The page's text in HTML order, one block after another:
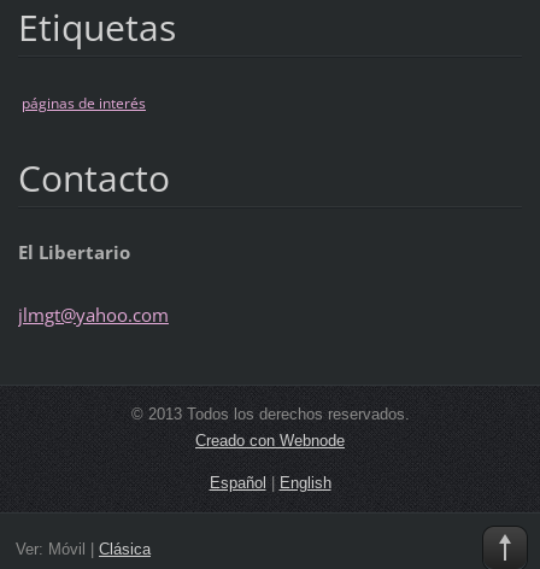
Etiquetas
páginas de interés
Contacto
El Libertario
jlmgt@yahoo.com
© 2013 Todos los derechos reservados.
Creado con Webnode
Español | English
Ver: Móvil Clásica